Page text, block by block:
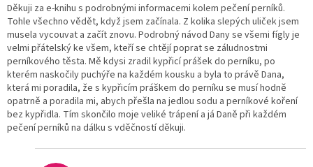
Děkuji za e-knihu s podrobnými informacemi kolem pečení perníků.
Tohle všechno vědět, když jsem začínala. Z kolika slepých uliček jsem
musela vycouvat a začít znovu. Podrobný návod Dany se všemi fígly je
velmi přátelský ke všem, kteří se chtějí poprat se záludnostmi
perníkového těsta. Mě kdysi zradil kypřicí prášek do perníku, po
kterém naskočily puchýře na každém kousku a byla to právě Dana,
která mi poradila, že s kypřicím práškem do perníku se musí hodně
opatrně a poradila mi, abych přešla na jedlou sodu a perníkové koření
bez kypřidla. Tím skončilo moje veliké trápení a já Daně při každém
pečení perníků na dálku s vděčností děkuji.